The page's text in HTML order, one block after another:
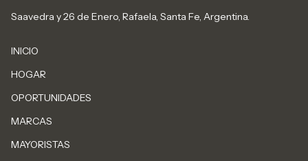
Saavedra y 26 de Enero, Rafaela, Santa Fe, Argentina.
INICIO
HOGAR
OPORTUNIDADES
MARCAS
MAYORISTAS